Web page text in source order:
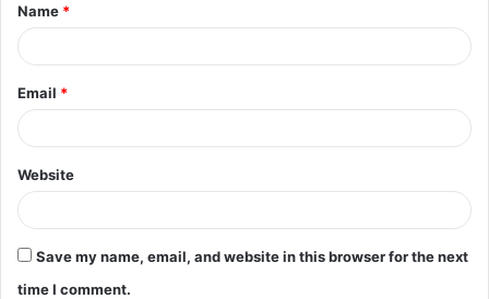
Name *
Email *
Website
Save my name, email, and website in this browser for the next
time I comment.